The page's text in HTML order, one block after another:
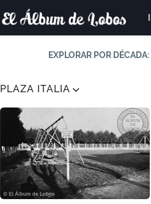
EXPLORAR POR DÉCADA:
PLAZA ITALIA